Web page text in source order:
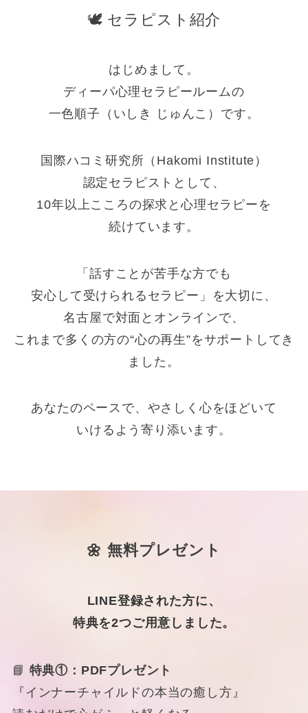
🕊 セラピスト紹介
はじめまして。
ディーパ心理セラピールームの
一色順子（いしき じゅんこ）です。
国際ハコミ研究所（Hakomi Institute）
認定セラピストとして、
10年以上こころの探求と心理セラピーを
続けています。
「話すことが苦手な方でも
安心して受けられるセラピー」を大切に、
名古屋で対面とオンラインで、
これまで多くの方の“心の再生”をサポートしてき
ました。
あなたのペースで、やさしく心をほどいて
いけるよう寄り添います。
🌼 無料プレゼント
LINE登録された方に、
特典を2つご用意しました。
📘 特典①：PDFプレゼント
『インナーチャイルドの本当の癒し方』